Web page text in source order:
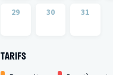
29 30 31
TARIFS